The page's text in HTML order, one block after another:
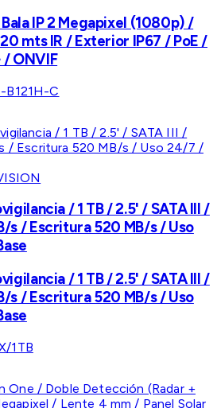
IP 2 Megapixel (1080p) /
mts IR / Exterior IP67 / PoE /
/ ONVIF
B121H-C
/ 1 TB / 2.5' / SATA III /
s / Escritura 520 MB/s / Uso
/ 1 TB / 2.5' / SATA III /
s / Escritura 520 MB/s / Uso
1TB